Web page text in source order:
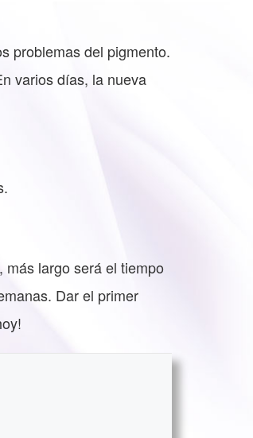
problemas del pigmento.
varios días, la nueva
largo será el tiempo
Dar el primer